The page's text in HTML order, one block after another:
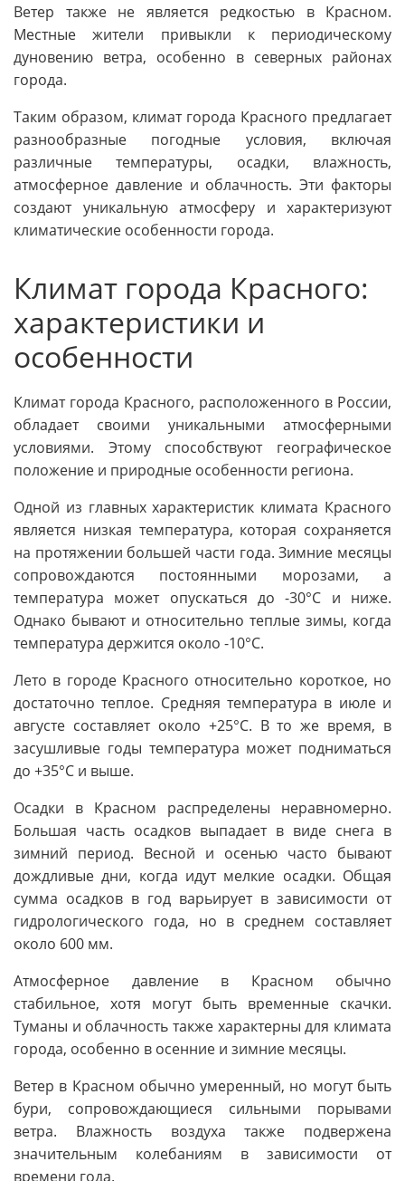
Ветер также не является редкостью в Красном.
Местные жители привыкли к периодическому
дуновению ветра, особенно в северных районах
города.
Таким образом, климат города Красного предлагает
разнообразные погодные условия, включая
различные температуры, осадки, влажность,
атмосферное давление и облачность. Эти факторы
создают уникальную атмосферу и характеризуют
климатические особенности города.
Климат города Красного:
характеристики и
особенности
Климат города Красного, расположенного в России,
обладает своими уникальными атмосферными
условиями. Этому способствуют географическое
положение и природные особенности региона.
Одной из главных характеристик климата Красного
является низкая температура, которая сохраняется
на протяжении большей части года. Зимние месяцы
сопровождаются постоянными морозами, а
температура может опускаться до -30°C и ниже.
Однако бывают и относительно теплые зимы, когда
температура держится около -10°C.
Лето в городе Красного относительно короткое, но
достаточно теплое. Средняя температура в июле и
августе составляет около +25°C. В то же время, в
засушливые годы температура может подниматься
до +35°C и выше.
Осадки в Красном распределены неравномерно.
Большая часть осадков выпадает в виде снега в
зимний период. Весной и осенью часто бывают
дождливые дни, когда идут мелкие осадки. Общая
сумма осадков в год варьирует в зависимости от
гидрологического года, но в среднем составляет
около 600 мм.
Атмосферное давление в Красном обычно
стабильное, хотя могут быть временные скачки.
Туманы и облачность также характерны для климата
города, особенно в осенние и зимние месяцы.
Ветер в Красном обычно умеренный, но могут быть
бури, сопровождающиеся сильными порывами
ветра. Влажность воздуха также подвержена
значительным колебаниям в зависимости от
времени года.